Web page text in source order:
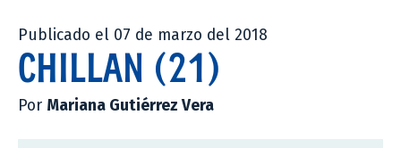
Publicado el 07 de marzo del 2018
CHILLAN (21)
Por Mariana Gutiérrez Vera